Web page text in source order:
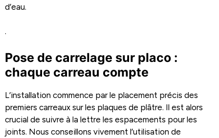
d’eau.
.
Pose de carrelage sur placo :
chaque carreau compte
L’installation commence par le placement précis des
premiers carreaux sur les plaques de plâtre. Il est alors
crucial de suivre à la lettre les espacements pour les
joints. Nous conseillons vivement l’utilisation de